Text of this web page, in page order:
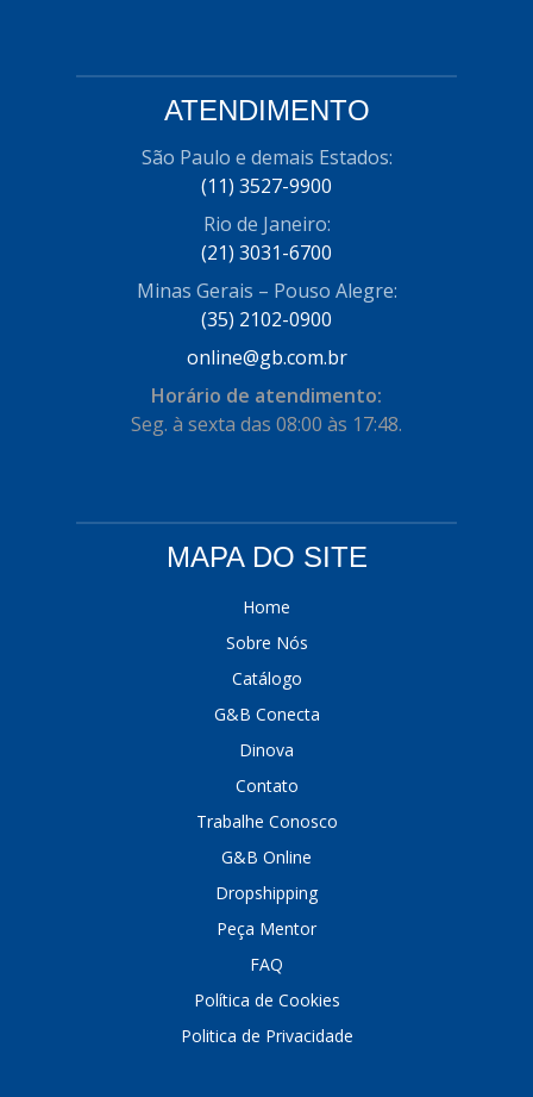
ATENDIMENTO
São Paulo e demais Estados:
(11) 3527-9900
Rio de Janeiro:
(21) 3031-6700
Minas Gerais – Pouso Alegre:
(35) 2102-0900
online@gb.com.br
Horário de atendimento:
Seg. à sexta das 08:00 às 17:48.
MAPA DO SITE
Home
Sobre Nós
Catálogo
G&B Conecta
Dinova
Contato
Trabalhe Conosco
G&B Online
Dropshipping
Peça Mentor
FAQ
Política de Cookies
Politica de Privacidade